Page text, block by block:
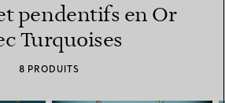
pendentifs en Or
Turquoises
8 PRODUITS